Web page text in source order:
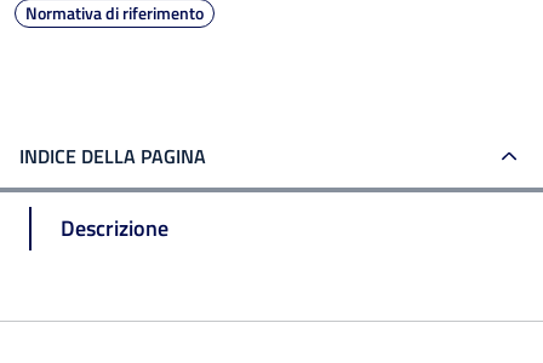
Normativa di riferimento
INDICE DELLA PAGINA
Descrizione